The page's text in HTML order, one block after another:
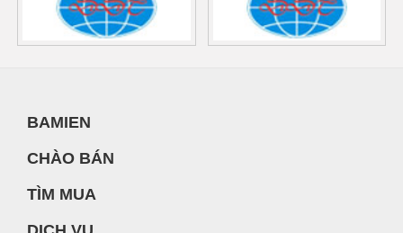
BAMIEN
CHÀO BÁN
TÌM MUA